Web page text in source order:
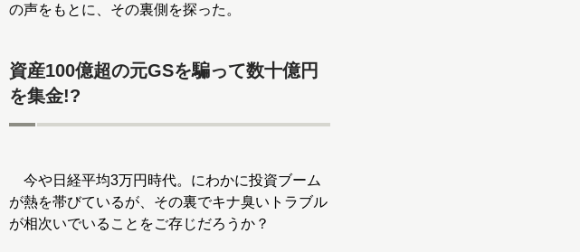
の声をもとに、その裏側を探った。
資産100億超の元GSを騙って数十億円
を集金!?
今や日経平均3万円時代。にわかに投資ブーム
が熱を帯びているが、その裏でキナ臭いトラブル
が相次いでいることをご存じだろうか？